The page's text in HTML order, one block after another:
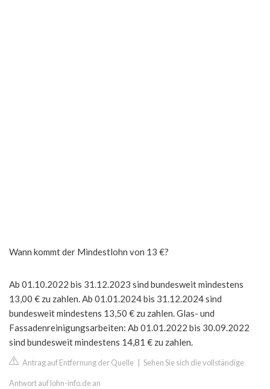
Wann kommt der Mindestlohn von 13 €?
Ab 01.10.2022 bis 31.12.2023 sind bundesweit mindestens
13,00 € zu zahlen. Ab 01.01.2024 bis 31.12.2024 sind
bundesweit mindestens 13,50 € zu zahlen. Glas- und
Fassadenreinigungsarbeiten: Ab 01.01.2022 bis 30.09.2022
sind bundesweit mindestens 14,81 € zu zahlen.
Antrag auf Entfernung der Quelle Sehen Sie sich die vollständige
Antwort auf lohn-info.de an